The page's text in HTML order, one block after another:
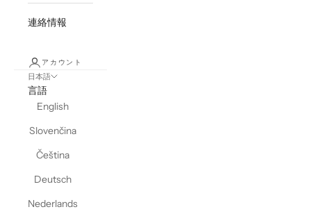
連絡情報
アカウント
日本語
言語
English
Slovenčina
Čeština
Deutsch
Nederlands